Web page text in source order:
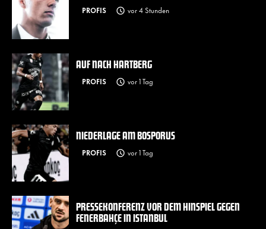
PROFIS vor 4 Stunden
AUF NACH HARTBERG
PROFIS vor 1 Tag
NIEDERLAGE AM BOSPORUS
PROFIS vor 1 Tag
PRESSEKONFERENZ VOR DEM HINSPIEL GEGEN
FENERBAHÇE IN ISTANBUL